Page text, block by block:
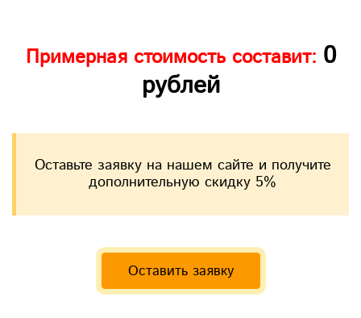
Примерная стоимость составит: 0
рублей
Оставьте заявку на нашем сайте и получите
дополнительную скидку 5%
Оставить заявку